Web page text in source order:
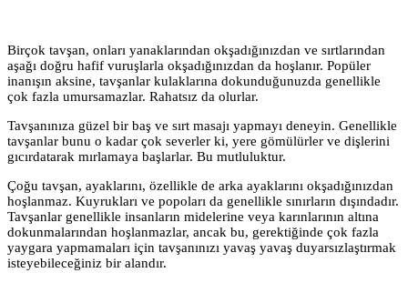
Birçok tavşan, onları yanaklarından okşadığınızdan ve sırtlarından
aşağı doğru hafif vuruşlarla okşadığınızdan da hoşlanır. Popüler
inanışın aksine, tavşanlar kulaklarına dokunduğunuzda genellikle
çok fazla umursamazlar. Rahatsız da olurlar.
Tavşanınıza güzel bir baş ve sırt masajı yapmayı deneyin. Genellikle
tavşanlar bunu o kadar çok severler ki, yere gömülürler ve dişlerini
gıcırdatarak mırlamaya başlarlar. Bu mutluluktur.
Çoğu tavşan, ayaklarını, özellikle de arka ayaklarını okşadığınızdan
hoşlanmaz. Kuyrukları ve popoları da genellikle sınırların dışındadır.
Tavşanlar genellikle insanların midelerine veya karınlarının altına
dokunmalarından hoşlanmazlar, ancak bu, gerektiğinde çok fazla
yaygara yapmamaları için tavşanınızı yavaş yavaş duyarsızlaştırmak
isteyebileceğiniz bir alandır.